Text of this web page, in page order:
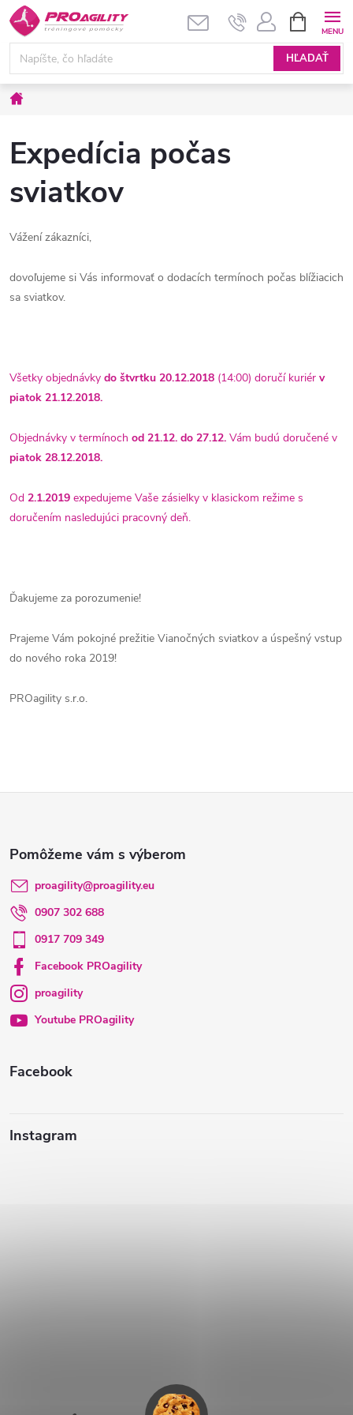
Prejsť
na
obsah
HĽADAŤ
KOŠÍK
Expedícia počas
sviatkov
Vážení zákazníci,
dovoľujeme si Vás informovať o dodacích termínoch počas blížiacich
sa sviatkov.
Všetky objednávky do štvrtku 20.12.2018 (14:00) doručí kuriér v
piatok 21.12.2018.
Objednávky v termínoch od 21.12. do 27.12. Vám budú doručené v
piatok 28.12.2018.
Od 2.1.2019 expedujeme Vaše zásielky v klasickom režime s
doručením nasledujúci pracovný deň.
Ďakujeme za porozumenie!
Prajeme Vám pokojné prežitie Vianočných sviatkov a úspešný vstup
do nového roka 2019!
PROagility s.r.o.
á
p
ä
Facebook
Instagram
proagility@proagility.eu
0907 302 688
0917 709 349
Facebook PROagility
proagility
Youtube PROagility